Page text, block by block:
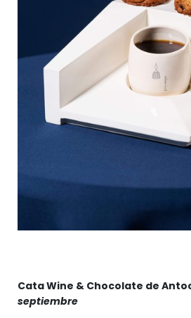
Cata Wine & Chocolate de
septiembre